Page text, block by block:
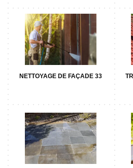
NETTOYAGE DE FAÇADE 33